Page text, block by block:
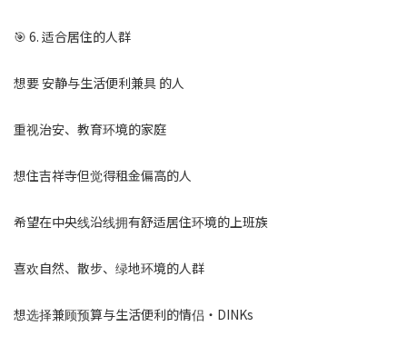
🎯 6. 适合居住的人群
想要 安静与生活便利兼具 的人
重视治安、教育环境的家庭
想住吉祥寺但觉得租金偏高的人
希望在中央线沿线拥有舒适居住环境的上班族
喜欢自然、散步、绿地环境的人群
想选择兼顾预算与生活便利的情侣・DINKs